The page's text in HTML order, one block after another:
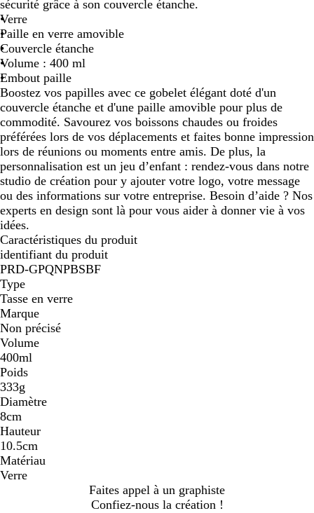
r
e
sécurité grâce à son couvercle étanche.
Verre
Paille en verre amovible
Couvercle étanche
Volume : 400 ml
Embout paille
Boostez vos papilles avec ce gobelet élégant doté d'un
couvercle étanche et d'une paille amovible pour plus de
commodité. Savourez vos boissons chaudes ou froides
préférées lors de vos déplacements et faites bonne impression
lors de réunions ou moments entre amis. De plus, la
personnalisation est un jeu d’enfant : rendez-vous dans notre
studio de création pour y ajouter votre logo, votre message
ou des informations sur votre entreprise. Besoin d’aide ? Nos
experts en design sont là pour vous aider à donner vie à vos
idées.
Caractéristiques du produit
identifiant du produit
PRD-GPQNPBSBF
Type
Tasse en verre
Marque
Non précisé
Volume
400ml
Poids
333g
Diamètre
8cm
Hauteur
10.5cm
Matériau
Verre
Faites appel à un graphiste
Confiez-nous la création !